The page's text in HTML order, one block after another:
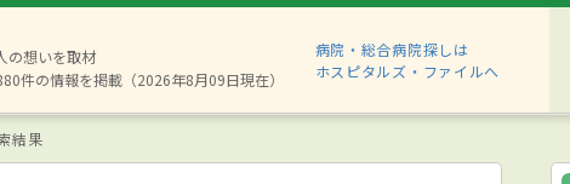
の想いを取材
件の情報を掲載（2026年8月09日現在）
病院・総合病院探しは
ホスピタルズ・ファイルへ
結果